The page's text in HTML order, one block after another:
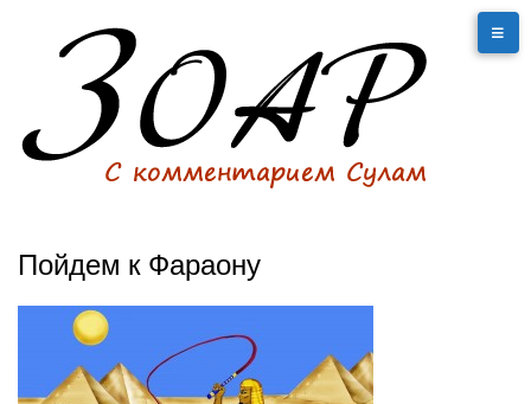
Пойдем к Фараону